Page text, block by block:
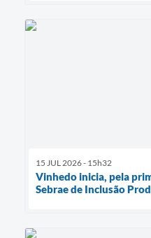
15 JUL 2026 - 15h32
Vinhedo inicia, pela
Sebrae de Inclusão